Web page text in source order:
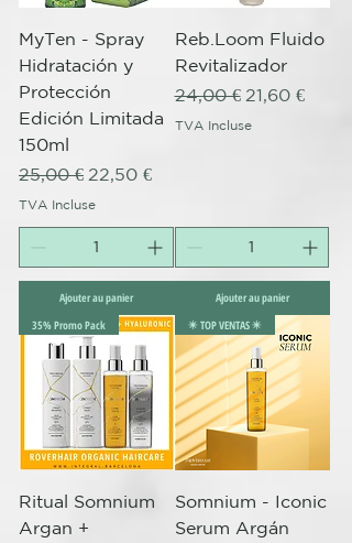
MyTen - Spray
Hidratación y
Protección
Edición Limitada
150ml
Prix original
25,00 € Prix promotionnel
22,50 €
TVA Incluse
Ajouter au panier
Reb.Loom Fluido
Revitalizador
Prix original
24,00 € Prix
21,60 €
TVA Incluse
Ajouter au panier
35% Promo Pack
Ritual Somnium
Argan +
✴️ TOP VENTAS ✴️
Somnium - Iconic
Serum Argán